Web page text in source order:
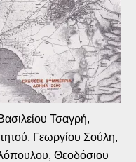
Τσαγρή,
Γεωργίου Σούλη,
Θεοδόσιου